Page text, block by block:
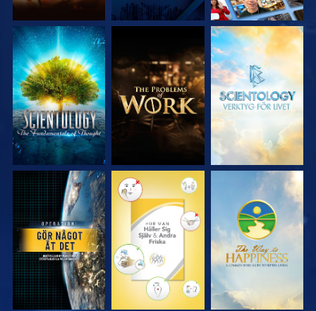
UTFORSKA
SERIEN
UTFORSKA
SERIEN
UTFORSKA
SERIEN
TITTA TITTA TITTA